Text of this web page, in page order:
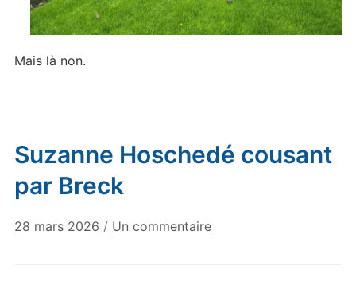
Mais là non.
Suzanne Hoschedé cousant
par Breck
28 mars 2026 / Un commentairesur